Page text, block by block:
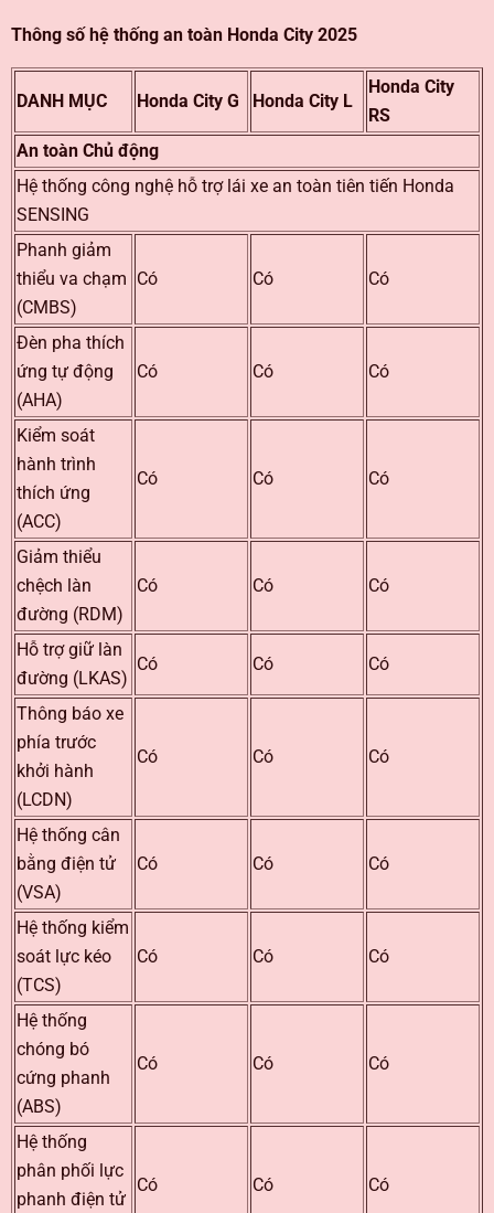
Thông số hệ thống an toàn Honda City 2025
DANH MỤC Honda City G Honda City L
Honda City
RS
An toàn Chủ động
Hệ thống công nghệ hỗ trợ lái xe an toàn tiên tiến Honda
SENSING
Phanh giảm
thiểu va chạm
(CMBS)
Có Có Có
Đèn pha thích
ứng tự động
(AHA)
Có Có Có
Kiểm soát
hành trình
thích ứng
(ACC)
Có Có Có
Giảm thiểu
chệch làn
đường (RDM)
Có Có Có
Hỗ trợ giữ làn
đường (LKAS)
Có Có Có
Thông báo xe
phía trước
khởi hành
(LCDN)
Có Có Có
Hệ thống cân
bằng điện tử
(VSA)
Có Có Có
Hệ thống kiểm
soát lực kéo
(TCS)
Có Có Có
Hệ thống
chóng bó
cứng phanh
(ABS)
Có Có Có
Hệ thống
phân phối lực
phanh điện tử
Có Có Có